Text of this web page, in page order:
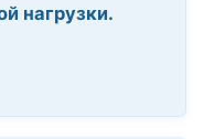
нагрузки.